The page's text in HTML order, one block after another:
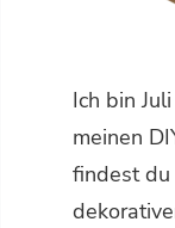
Ich bin
meinen
findest du